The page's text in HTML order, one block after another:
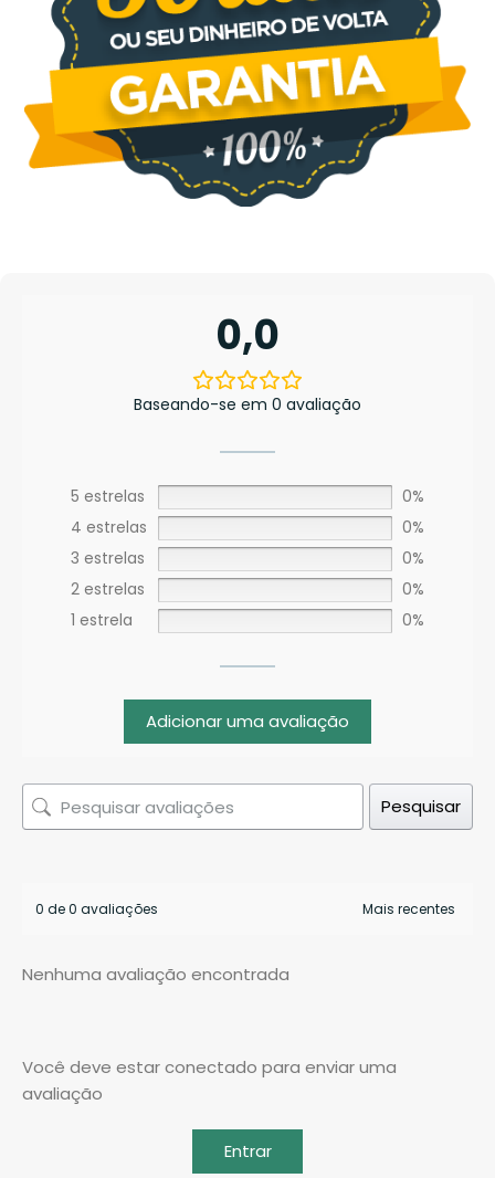
Você deve estar conectado para enviar uma
avaliação
Entrar
0,0
Baseando-se em 0 avaliação
5 estrelas
0%
4 estrelas
0%
3 estrelas
0%
2 estrelas
0%
1 estrela
0%
Adicionar uma avaliação
Pesquisar
0 de 0 avaliações
Nenhuma avaliação encontrada